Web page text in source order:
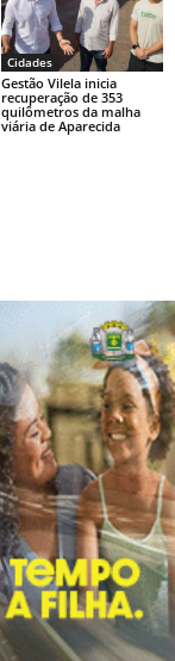
Cidades
Gestão Vilela inicia
recuperação de 353
quilômetros da malha
viária de Aparecida